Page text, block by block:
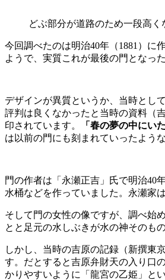
どぶ部分が道路のため一段高く
今回調べたのは明治40年（1881）に
ようで、実質これが最後の門となっ
デザインが異質というか、当時とし
評判は良くなかったと当時の資料（
印されています。
「春の夢の中にい
は以前の門にも刻まれていったよう
門の作者は「永瀬正吉」氏で明治40
水桶などを作っていました。永瀬家
そして門の女性の像ですが、調べ始
とと足元の水しぶきが水の神そのも
しかし、当時の吉原の記録（新撰東
す。だとすると吉原弁財天の入り口
かりやすいように「龍宮の乙姫」と